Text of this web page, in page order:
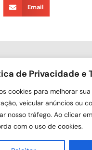
de Privacidade e
cookies para melhorar
veicular anúncios ou
nosso tráfego. Ao clicar
com o uso de cookies.
Email
redes sociais